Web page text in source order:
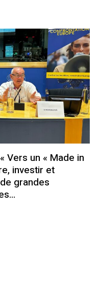
Vers un « Made in
investir et
grandes